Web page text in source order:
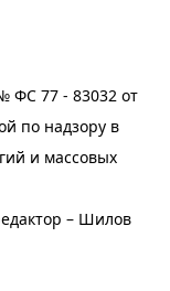
ФС 77 - 83032 от
по надзору в
и массовых
– Шилов